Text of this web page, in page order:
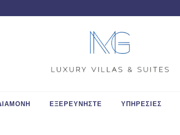
ΕΞΕΡΕΥΝΗΣΤΕ ΥΠΗΡΕΣΙΕΣ